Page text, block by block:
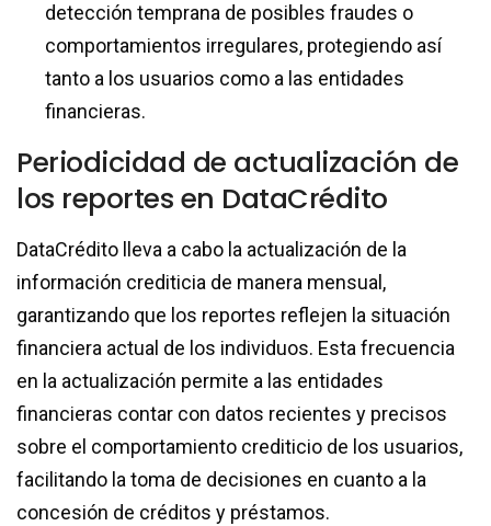
detección temprana de posibles fraudes o
comportamientos irregulares, protegiendo así
tanto a los usuarios como a las entidades
financieras.
Periodicidad de actualización de
los reportes en DataCrédito
DataCrédito lleva a cabo la actualización de la
información crediticia de manera mensual,
garantizando que los reportes reflejen la situación
financiera actual de los individuos. Esta frecuencia
en la actualización permite a las entidades
financieras contar con datos recientes y precisos
sobre el comportamiento crediticio de los usuarios,
facilitando la toma de decisiones en cuanto a la
concesión de créditos y préstamos.